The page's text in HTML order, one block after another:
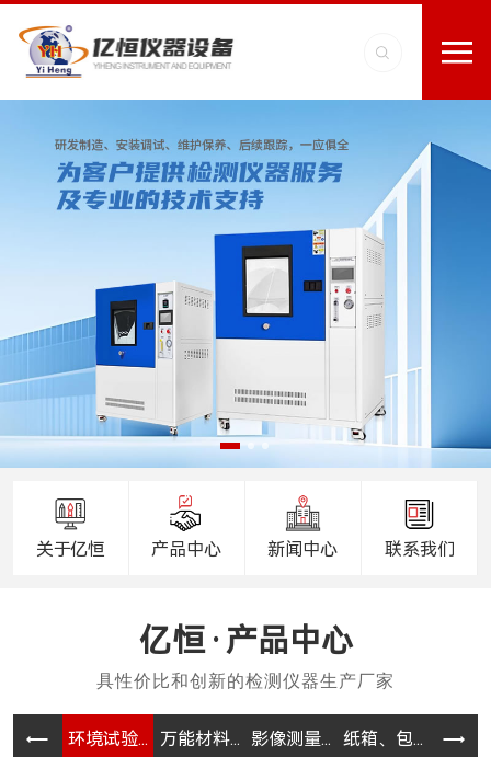
关于亿恒 产品中心 新闻中心 联系我们
产品中心
环境试验... 万能材料... 影像测量... 纸箱、包... 电器